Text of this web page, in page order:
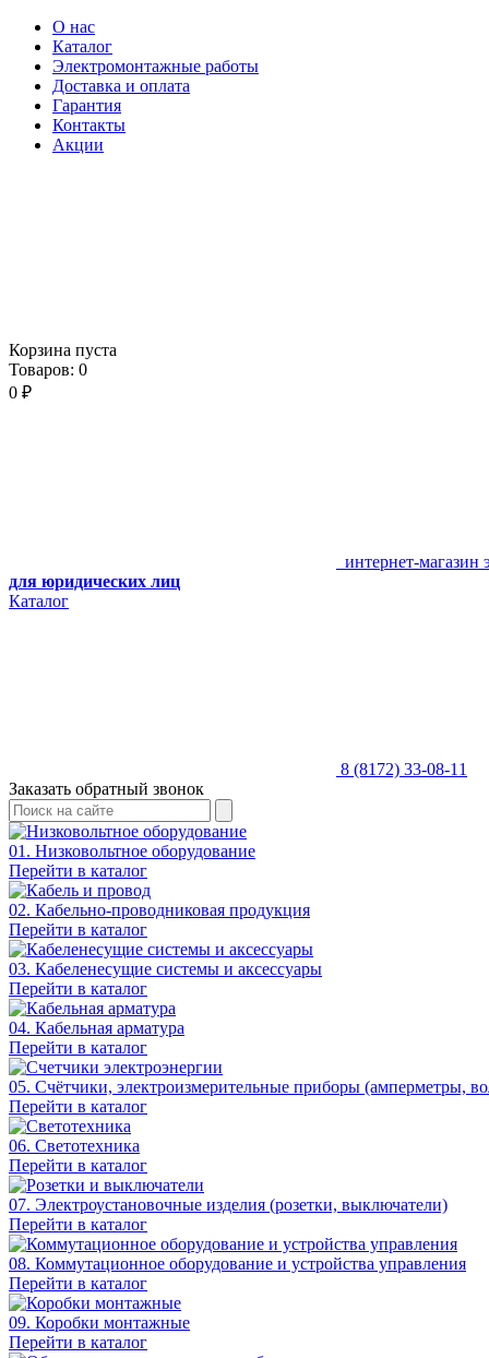
О нас
Каталог
Электромонтажные работы
Доставка и оплата
Гарантия
Контакты
Акции
Корзина пуста
Товаров: 0
0 ₽
интернет-магазин
для юридических лиц
Каталог
8 (8172) 33-08-11
Заказать обратный звонок
01. Низковольтное оборудование
Перейти в каталог
02. Кабельно-проводниковая продукция
Перейти в каталог
03. Кабеленесущие системы и аксессуары
Перейти в каталог
04. Кабельная арматура
Перейти в каталог
05. Счётчики, электроизмерительные приборы (амперметры,
Перейти в каталог
06. Светотехника
Перейти в каталог
07. Электроустановочные изделия (розетки, выключатели)
Перейти в каталог
08. Коммутационное оборудование и устройства управления
Перейти в каталог
09. Коробки монтажные
Перейти в каталог